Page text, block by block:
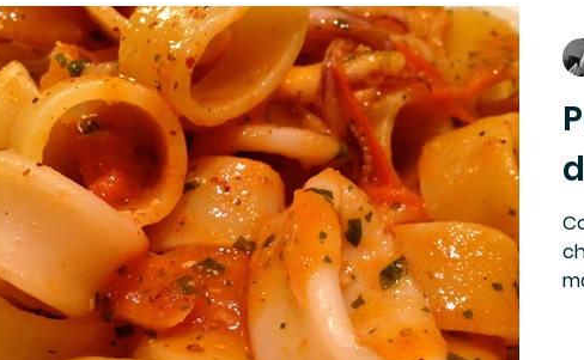
Franciacorta Brut Franciacorta Extra Brut & Dosag
Franciacorta Rosé Le Ricette di TUC
Mortadella Post e foto Pasta Recensioni
Ricette e Franciacorta Ricette Tradizione